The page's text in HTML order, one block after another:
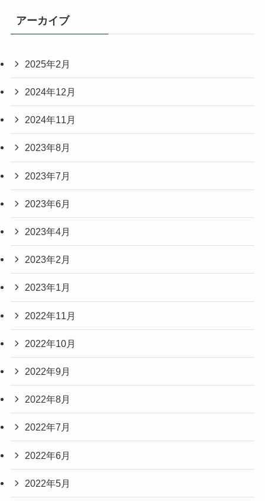
アーカイブ
2025年2月
2024年12月
2024年11月
2023年8月
2023年7月
2023年6月
2023年4月
2023年2月
2023年1月
2022年11月
2022年10月
2022年9月
2022年8月
2022年7月
2022年6月
2022年5月